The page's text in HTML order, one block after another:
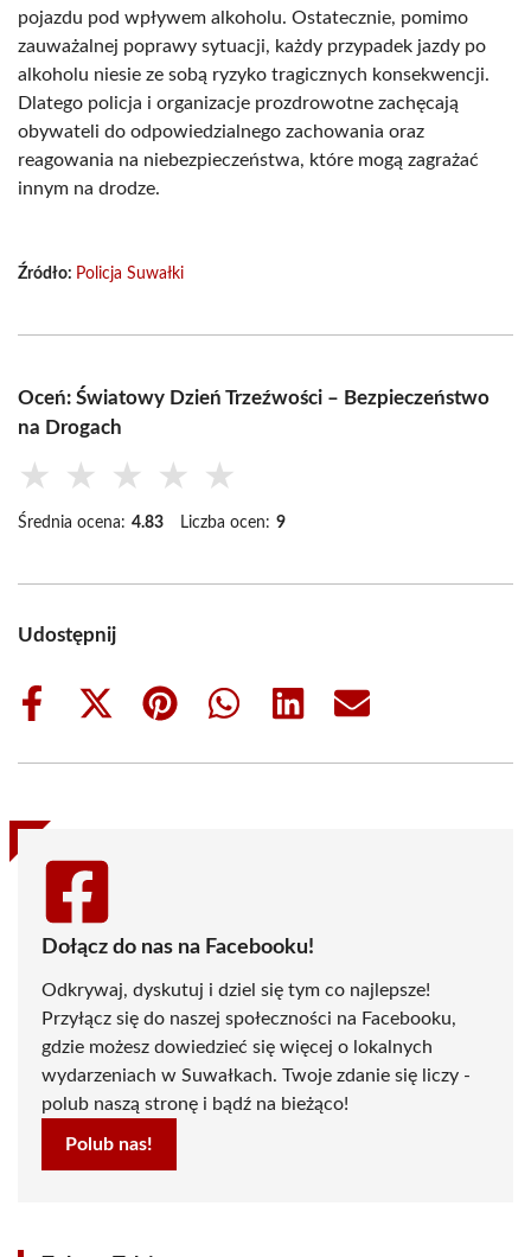
pojazdu pod wpływem alkoholu. Ostatecznie, pomimo
zauważalnej poprawy sytuacji, każdy przypadek jazdy po
alkoholu niesie ze sobą ryzyko tragicznych konsekwencji.
Dlatego policja i organizacje prozdrowotne zachęcają
obywateli do odpowiedzialnego zachowania oraz
reagowania na niebezpieczeństwa, które mogą zagrażać
innym na drodze.
Źródło: Policja Suwałki
Oceń: Światowy Dzień Trzeźwości – Bezpieczeństwo
na Drogach
★ ★ ★ ★ ★
Średnia ocena: 4.83 Liczba ocen: 9
Udostępnij
Share
Share
(Twitter)
Share
Share
Share
Share
Dołącz do nas na Facebooku!
Odkrywaj, dyskutuj i dziel się tym co najlepsze!
Przyłącz się do naszej społeczności na Facebooku,
gdzie możesz dowiedzieć się więcej o lokalnych
wydarzeniach w Suwałkach. Twoje zdanie się liczy -
polub naszą stronę i bądź na bieżąco!
Polub nas!